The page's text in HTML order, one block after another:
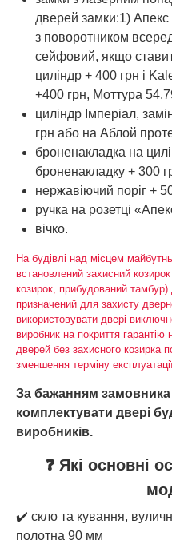
дверей замки:1) Апекс
з поворотником
сейфовий, якщо
циліндр + 400 грн і
+400 грн, Моттура
циліндр Імперіал,
грн або на Аблой
броненакладка на
броненакладку + 300
нержавіючий поріг +
ручка на розетці
вічко.
На будівлі над місцем
встановлений захисний
козирок, прибудований
призначений для захисту
використовувати двері
виробник на покриття
дверей без захисного козирка
зменшення терміну
За бажанням
комплектувати двері
виробників.
❓ Які основні
✔️ скло та кування,
полотна 90 мм